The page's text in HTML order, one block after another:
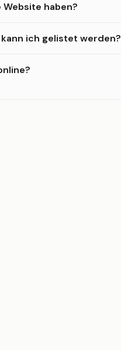
haben?
ich gelistet werden?